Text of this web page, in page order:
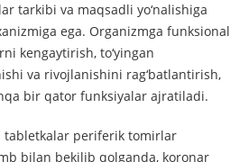
tarkibi va maqsadli yo‘nalishiga
ega. Organizmga funksional
kengaytirish, to‘yingan
va rivojlanishini rag‘batlantirish,
bir qator funksiyalar ajratiladi.
tabletkalar periferik tomirlar
bilan bekilib qolganda, koronar